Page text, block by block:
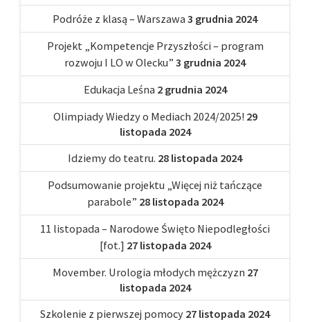
Podróże z klasą – Warszawa 3 grudnia 2024
Projekt „Kompetencje Przyszłości – program
rozwoju I LO w Olecku” 3 grudnia 2024
Edukacja Leśna 2 grudnia 2024
Olimpiady Wiedzy o Mediach 2024/2025! 29
listopada 2024
Idziemy do teatru. 28 listopada 2024
Podsumowanie projektu „Więcej niż tańczące
parabole” 28 listopada 2024
11 listopada – Narodowe Święto Niepodległości
[fot.] 27 listopada 2024
Movember. Urologia młodych mężczyzn 27
listopada 2024
Szkolenie z pierwszej pomocy 27 listopada 2024